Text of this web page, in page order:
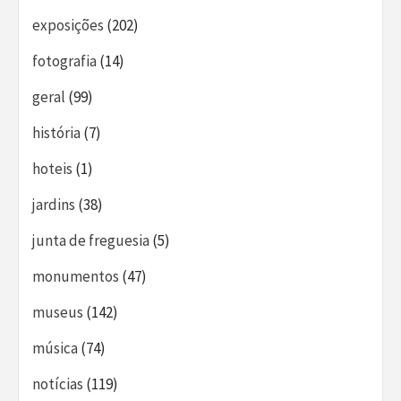
exposições (202)
fotografia(14)
geral (99)
história(7)
hoteis (1)
jardins (38)
junta de freguesia(5)
monumentos (47)
museus (142)
música(74)
notícias (119)